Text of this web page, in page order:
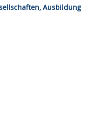
Ausbildung